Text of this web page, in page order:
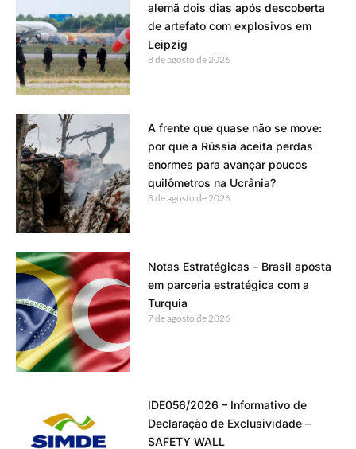
alemã dois dias após descoberta
de artefato com explosivos em
Leipzig
8 de agosto de 2026
A frente que quase não se move:
por que a Rússia aceita perdas
enormes para avançar poucos
quilômetros na Ucrânia?
8 de agosto de 2026
Notas Estratégicas – Brasil aposta
em parceria estratégica com a
Turquia
7 de agosto de 2026
IDE056/2026 – Informativo de
Declaração de Exclusividade –
SAFETY WALL